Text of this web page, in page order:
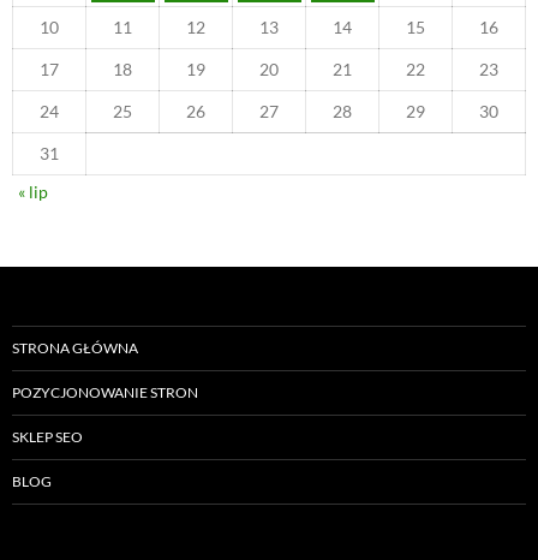
10 11 12 13 14 15 16
17 18 19 20 21 22 23
24 25 26 27 28 29 30
31
« lip
STRONA GŁÓWNA
POZYCJONOWANIE STRON
SKLEP SEO
BLOG